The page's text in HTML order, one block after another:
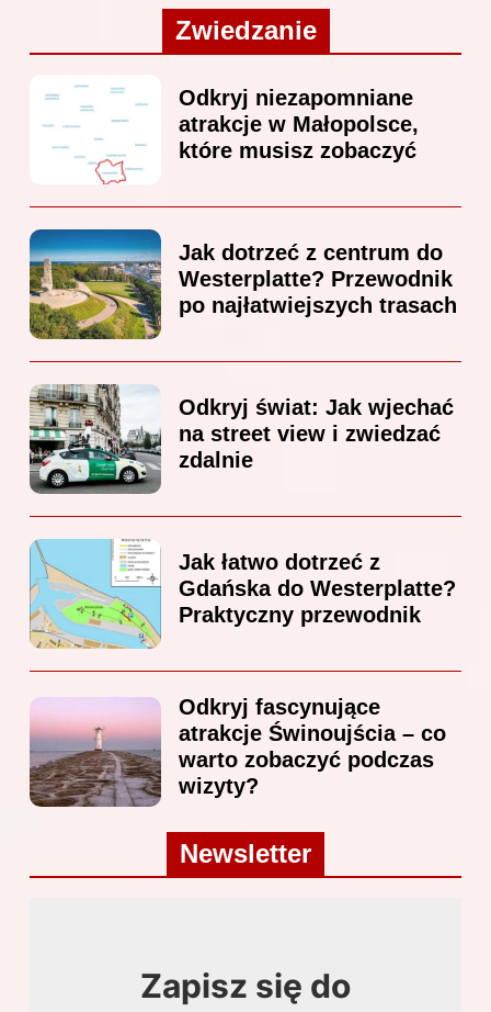
Zwiedzanie
Odkryj niezapomniane
atrakcje w Małopolsce,
które musisz zobaczyć
Jak dotrzeć z centrum do
Westerplatte? Przewodnik
po najłatwiejszych trasach
Odkryj świat: Jak wjechać
na street view i zwiedzać
zdalnie
Jak łatwo dotrzeć z
Gdańska do Westerplatte?
Praktyczny przewodnik
Odkryj fascynujące
atrakcje Świnoujścia – co
warto zobaczyć podczas
wizyty?
Newsletter
Zapisz się do